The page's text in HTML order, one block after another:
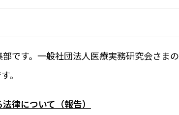
です。一般社団法人医療実務研究会さまの
。
律について（報告）